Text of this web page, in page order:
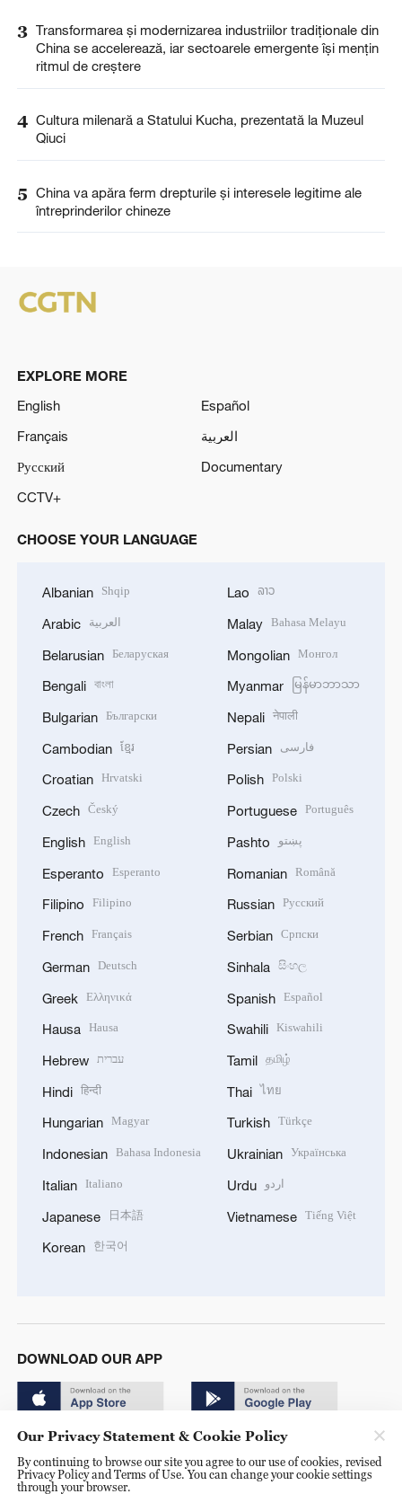
3 Transformarea și modernizarea industriilor tradiționale din
China se accelerează, iar sectoarele emergente își mențin
ritmul de creștere
4 Cultura milenară a Statului Kucha, prezentată la Muzeul
Qiuci
5 China va apăra ferm drepturile și interesele legitime ale
întreprinderilor chineze
EXPLORE MORE
English
Español
Français
العربية
Русский
Documentary
CCTV+
CHOOSE YOUR LANGUAGE
Albanian Shqip
Arabic العربية
Belarusian Беларуская
Bengali বাংলা
Bulgarian Български
Cambodian ខ្មែរ
Croatian Hrvatski
Czech Český
English English
Esperanto Esperanto
Filipino Filipino
French Français
German Deutsch
Greek Ελληνικά
Hausa Hausa
Hebrew עברית
Hindi हिन्दी
Hungarian Magyar
Indonesian Bahasa Indonesia
Italian Italiano
Japanese 日本語
Korean 한국어
Lao ລາວ
Malay Bahasa Melayu
Mongolian Монгол
Myanmar မြန်မာဘာသာ
Nepali नेपाली
Persian فارسی
Polish Polski
Portuguese Português
Pashto پښتو
Romanian Română
Russian Русский
Serbian Српски
Sinhala සිංහල
Spanish Español
Swahili Kiswahili
Tamil தமிழ்
Thai ไทย
Turkish Türkçe
Ukrainian Українська
Urdu اردو
Vietnamese Tiếng Việt
DOWNLOAD OUR APP
© China Radio International.CRI. All Rights Reserved. 16A
Our Privacy Statement & Cookie Policy
By continuing to browse our site you agree to our use of cookies, revised
Privacy Policy and Terms of Use. You can change your cookie settings
through your browser.